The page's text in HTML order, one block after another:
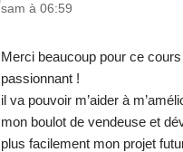
sam à 06:59
Merci beaucoup pour ce
passionnant !
il va pouvoir m’aider à
mon boulot de vendeuse et
plus facilement mon projet